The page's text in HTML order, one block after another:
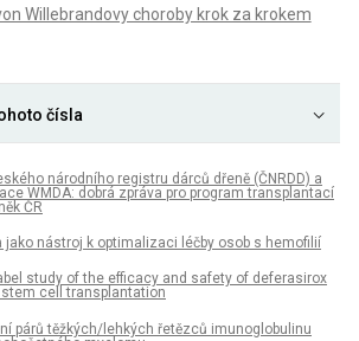
Willebrandovy choroby krok za krokem
čísla
národního registru dárců dřeně (ČNRDD) a
WMDA: dobrá zpráva pro program transplantací
ČR
jako nástroj k optimalizaci léčby osob s hemofilií
study of the efficacy and safety of deferasirox
cell transplantation
párů těžkých/lehkých řetězců imunoglobulinu